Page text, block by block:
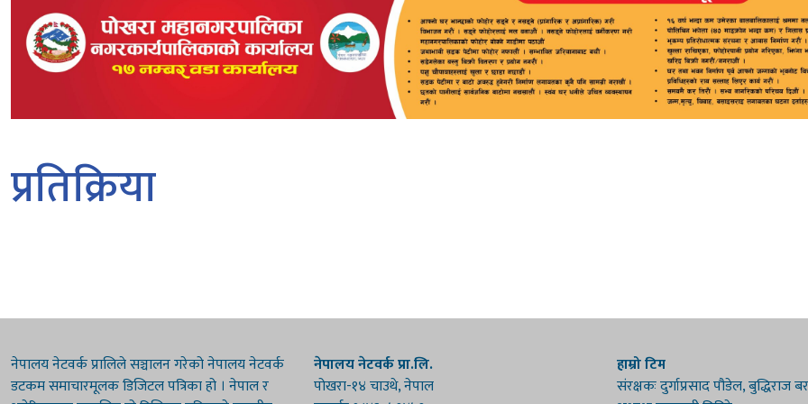
प्रतिक्रिया
नेपालय नेटवर्क प्रालिले सञ्चालन गरेको नेपालय नेटवर्क
डटकम समाचारमूलक डिजिटल पत्रिका हो । नेपाल र
नेपालय नेटवर्क प्रा.लि.
पोखरा-१४ चाउथे, नेपाल
हाम्रो टिम
संरक्षकः दुर्गाप्रसाद पौडेल, बुद्धिराज